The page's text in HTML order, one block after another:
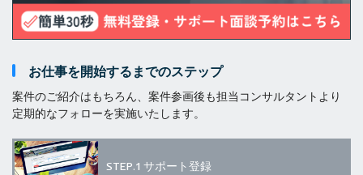
お仕事を開始するまでのステップ
案件のご紹介はもちろん、案件参画後も担当コンサルタントより
定期的なフォローを実施いたします。
STEP.1 サポート登録